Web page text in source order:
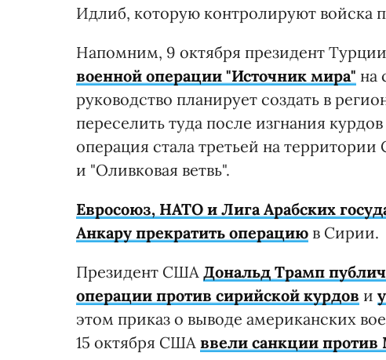
Идлиб, которую контролируют войска
Напомним, 9 октября президент
военной операции "Источник мира" на
руководство планирует создать в
переселить туда после изгнания
операция стала третьей на
и "Оливковая ветвь".
Евросоюз, НАТО и Лига Арабских
Анкару прекратить операцию в Сирии.
Президент США Дональд Трамп
операции против сирийской курдов и
этом приказ о выводе американских
15 октября США ввели санкции